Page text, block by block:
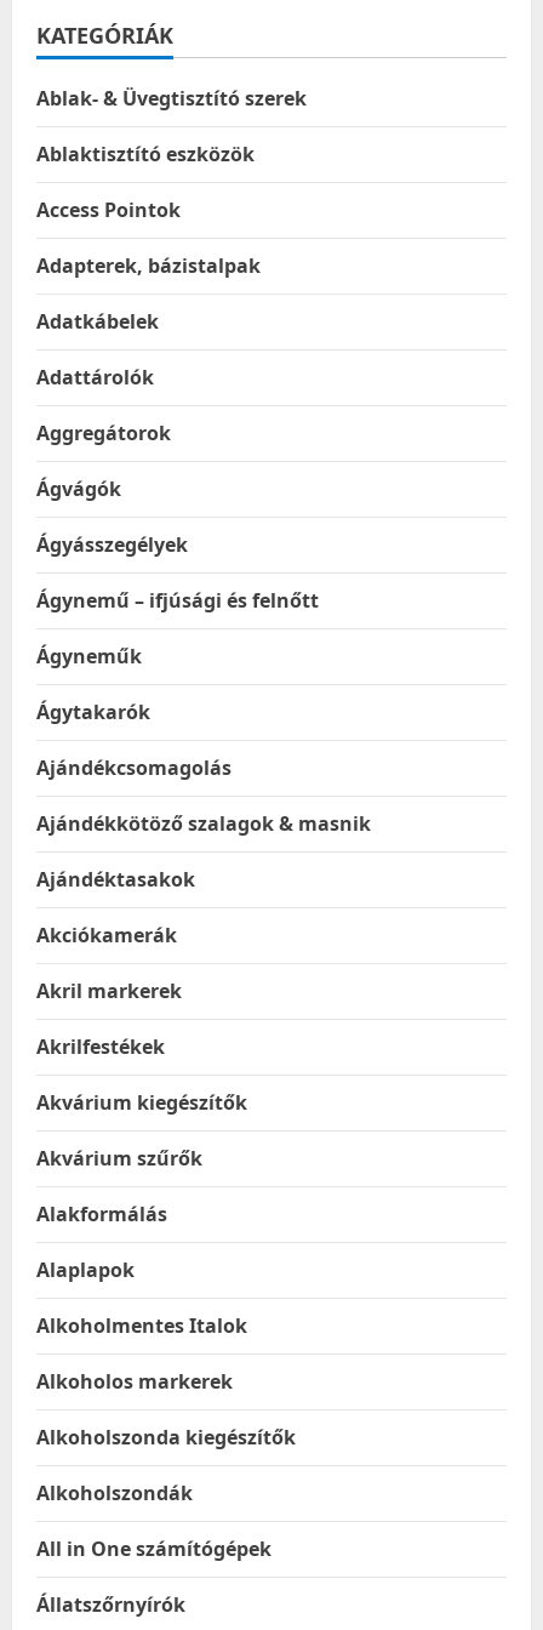
TAEHF,
PD
5A,
(black)
KATEGÓRIÁK
Ablak- & Üvegtisztító szerek
Ablaktisztító eszközök
Access Pointok
Adapterek, bázistalpak
Adatkábelek
Adattárolók
Aggregátorok
Ágvágók
Ágyásszegélyek
Ágynemű – ifjúsági és felnőtt
Ágyneműk
Ágytakarók
Ajándékcsomagolás
Ajándékkötöző szalagok & masnik
Ajándéktasakok
Akciókamerák
Akril markerek
Akrilfestékek
Akvárium kiegészítők
Akvárium szűrők
Alakformálás
Alaplapok
Alkoholmentes Italok
Alkoholos markerek
Alkoholszonda kiegészítők
Alkoholszondák
All in One számítógépek
Állatszőrnyírók